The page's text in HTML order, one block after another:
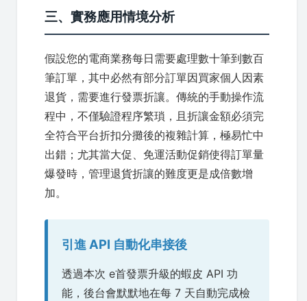
三、實務應用情境分析
假設您的電商業務每日需要處理數十筆到數百
筆訂單，其中必然有部分訂單因買家個人因素
退貨，需要進行發票折讓。傳統的手動操作流
程中，不僅驗證程序繁瑣，且折讓金額必須完
全符合平台折扣分攤後的複雜計算，極易忙中
出錯；尤其當大促、免運活動促銷使得訂單量
爆發時，管理退貨折讓的難度更是成倍數增
加。
引進 API 自動化串接後
透過本次 e首發票升級的蝦皮 API 功
能，後台會默默地在每 7 天自動完成檢